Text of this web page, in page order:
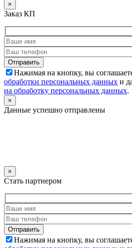
×
Заказ КП
Нажимая на кнопку, вы
обработки персональных данных и
на обработку персональных данных.
×
Данные успешно отправлены
×
Стать партнером
Нажимая на кнопку, вы